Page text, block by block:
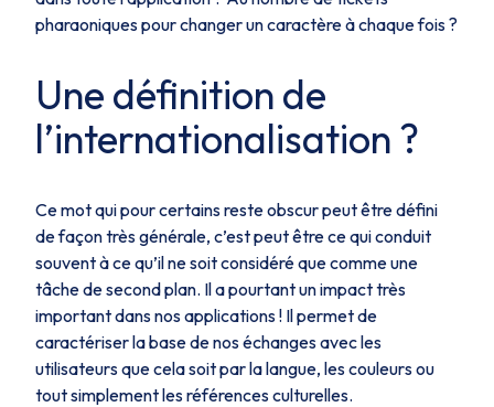
pharaoniques pour changer un caractère à chaque fois ?
Une définition de
l’internationalisation ?
Ce mot qui pour certains reste obscur peut être défini
de façon très générale, c’est peut être ce qui conduit
souvent à ce qu’il ne soit considéré que comme une
tâche de second plan. Il a pourtant un impact très
important dans nos applications ! Il permet de
caractériser la base de nos échanges avec les
utilisateurs que cela soit par la langue, les couleurs ou
tout simplement les références culturelles.